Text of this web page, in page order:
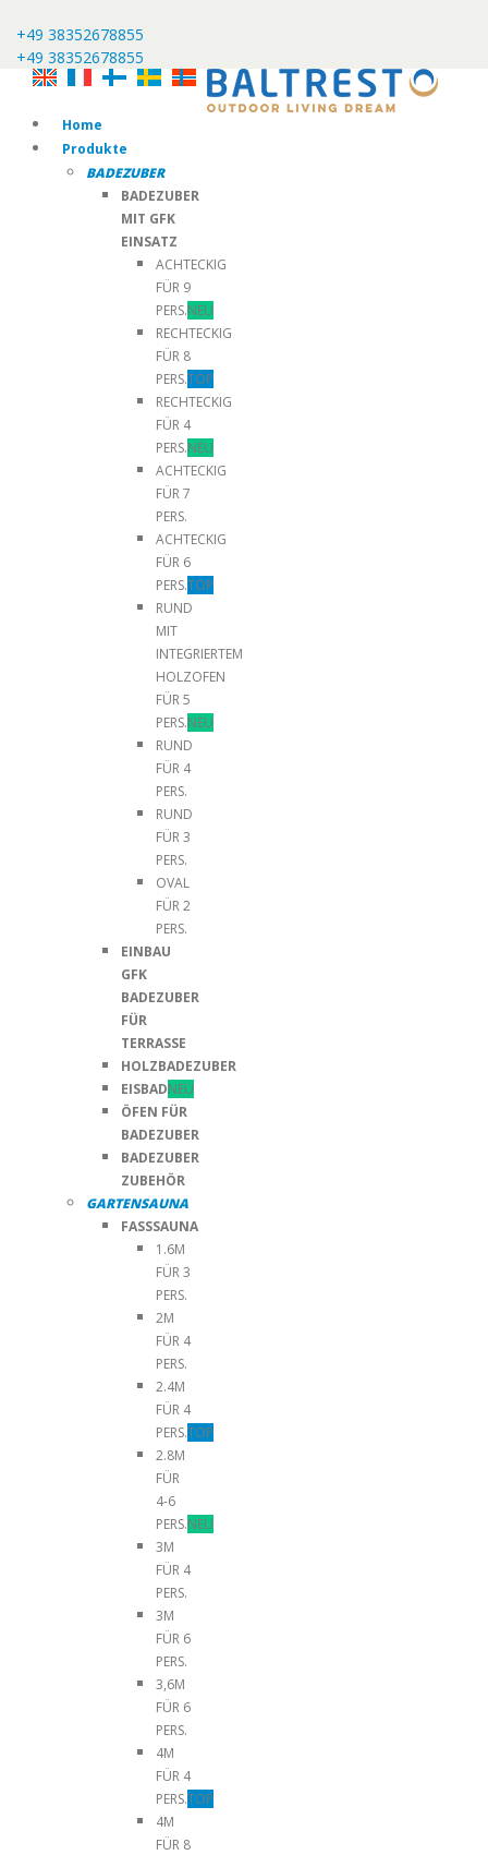
+49 38352678855
+49 38352678855
Home
Produkte
BADEZUBER
BADEZUBER
MIT GFK
EINSATZ
ACHTECKIG
FÜR 9
PERS.NEU
RECHTECKIG
FÜR 8
PERS.TOP
RECHTECKIG
FÜR 4
PERS.NEU
ACHTECKIG
FÜR 7
PERS.
ACHTECKIG
FÜR 6
PERS.TOP
RUND
MIT
INTEGRIERTEM
HOLZOFEN
FÜR 5
PERS.NEU
RUND
FÜR 4
PERS.
RUND
FÜR 3
PERS.
OVAL
FÜR 2
PERS.
EINBAU
GFK
BADEZUBER
FÜR
TERRASSE
HOLZBADEZUBER
EISBADNEU
ÖFEN FÜR
BADEZUBER
BADEZUBER
ZUBEHÖR
GARTENSAUNA
FASSSAUNA
1.6M
FÜR 3
PERS.
2M
FÜR 4
PERS.
2.4M
FÜR 4
PERS.TOP
2.8M
FÜR
4-6
PERS.NEU
3M
FÜR 4
PERS.
3M
FÜR 6
PERS.
3,6M
FÜR 6
PERS.
4M
FÜR 4
PERS.TOP
4M
FÜR 8